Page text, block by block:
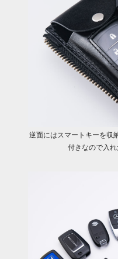
逆面にはスマートキーを収
付きなので入